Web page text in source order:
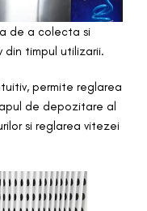
de a colecta si
timpul utilizarii.
permite reglarea
de depozitare al
si reglarea vitezei